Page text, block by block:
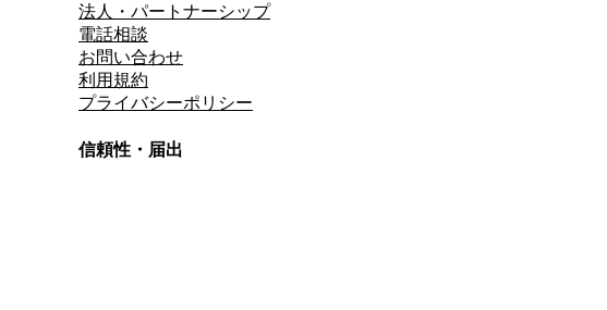
法人・パートナーシップ
電話相談
お問い合わせ
利用規約
プライバシーポリシー
信頼性・届出